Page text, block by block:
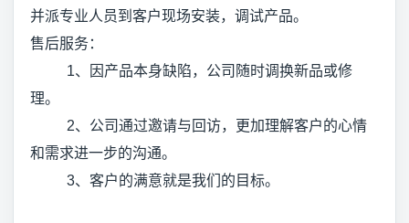
并派专业人员到客户现场安装，调试产品。
售后服务：
1、因产品本身缺陷，公司随时调换新品或修
理。
2、公司通过邀请与回访，更加理解客户的心情
和需求进一步的沟通。
3、客户的满意就是我们的目标。